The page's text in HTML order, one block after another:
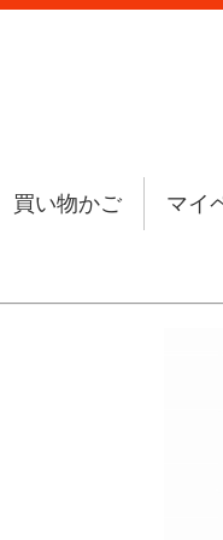
買い物かご マイ